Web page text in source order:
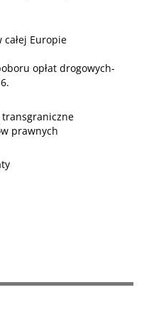
całej Europie
opłat drogowych-
prawnych